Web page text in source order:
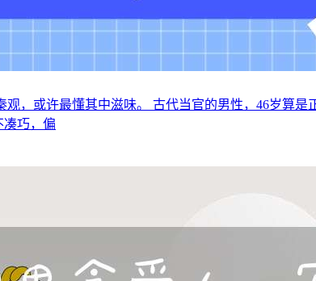
，或许最懂其中滋味。 古代当官的男性，46岁算
凑巧，偏